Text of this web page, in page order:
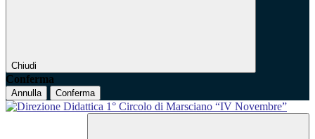
Chiudi
Conferma
Annulla Conferma